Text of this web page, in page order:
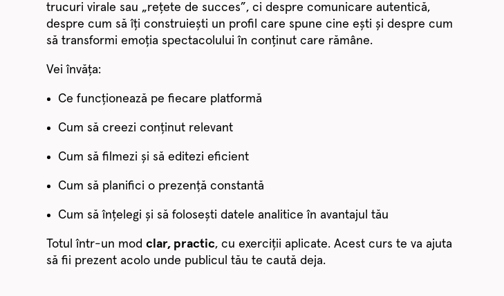
trucuri virale sau „rețete de succes”, ci despre comunicare autentică,
despre cum să îți construiești un profil care spune cine ești și despre cum
să transformi emoția spectacolului în conținut care rămâne.
Vei învăța:
Ce funcționează pe fiecare platformă
Cum să creezi conținut relevant
Cum să filmezi și să editezi eficient
Cum să planifici o prezență constantă
Cum să înțelegi și să folosești datele analitice în avantajul tău
Totul într-un mod clar, practic, cu exerciții aplicate. Acest curs te va ajuta
să fii prezent acolo unde publicul tău te caută deja.